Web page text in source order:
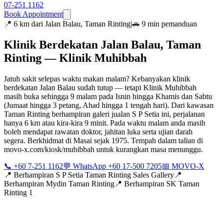
07-251 1162
Book Appointment
📍 6 km dari Jalan Balau, Taman Rinting|🚗 9 min pemanduan
Klinik Berdekatan Jalan Balau, Taman
Rinting — Klinik Muhibbah
Jatuh sakit selepas waktu makan malam? Kebanyakan klinik
berdekatan Jalan Balau sudah tutup — tetapi Klinik Muhibbah
masih buka sehingga 9 malam pada Isnin hingga Khamis dan Sabtu
(Jumaat hingga 3 petang, Ahad hingga 1 tengah hari). Dari kawasan
Taman Rinting berhampiran galeri jualan S P Setia ini, perjalanan
hanya 6 km atau kira-kira 9 minit. Pada waktu malam anda masih
boleh mendapat rawatan doktor, jahitan luka serta ujian darah
segera. Berkhidmat di Masai sejak 1975. Tempah dalam talian di
movo-x.com/kiosk/muhibbah untuk kurangkan masa menunggu.
📞 +60 7-251 1162💬 WhatsApp +60 17-500 7205📅 MOVO-X
📍 Berhampiran S P Setia Taman Rinting Sales Gallery 📍
Berhampiran Mydin Taman Rinting 📍 Berhampiran SK Taman
Rinting 1